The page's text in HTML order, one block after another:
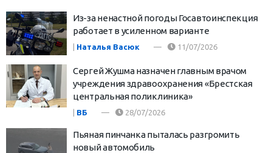
Из-за ненастной погоды Госавтоинспекция
работает в усиленном варианте
Наталья Васюк 11/07/2026
Сергей Жушма назначен главным врачом
учреждения здравоохранения «Брестская
центральная поликлиника»
| ВБ 28/07/2026
Пьяная пинчанка пыталась разгромить
новый автомобиль